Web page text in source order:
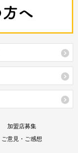
加盟店募集
ご意見・ご感想